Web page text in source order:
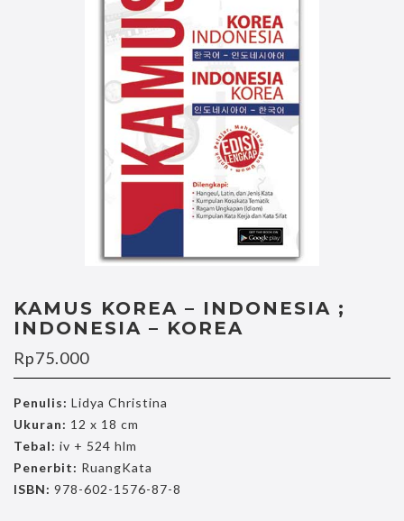
KAMUS KOREA – INDONESIA ;
INDONESIA – KOREA
Rp75.000
Penulis: Lidya Christina
Ukuran: 12 x 18 cm
Tebal: iv + 524 hlm
Penerbit: RuangKata
ISBN: 978-602-1576-87-8